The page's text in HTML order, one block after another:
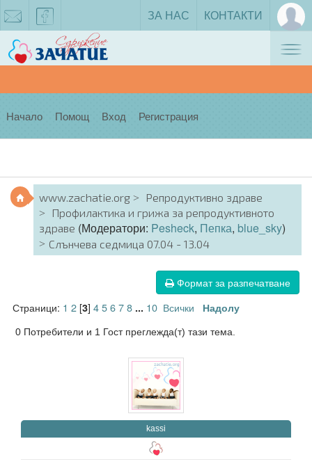
facebook
ЗА НАС КОНТАКТИ
Начало Помощ Вход Регистрация
www.zachatie.org
Репродуктивно здраве
Профилактика и грижа за репродуктивното
здраве (Модератори: Pesheck, Пепка, blue_sky)
Слънчева седмица 07.04 - 13.04
Формат за разпечатване
Страници: 1 2[3] 45678 ... 10 Всички Надолу
0 Потребители и 1 Гост преглежда(т) тази тема.
kassi